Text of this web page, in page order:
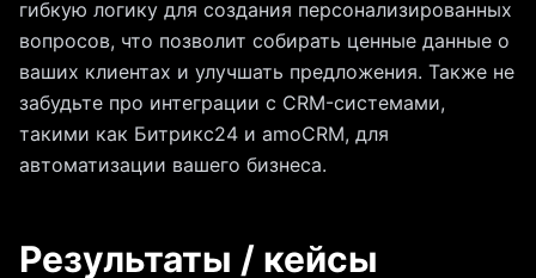
гибкую логику для создания персонализированных
вопросов, что позволит собирать ценные данные о
ваших клиентах и улучшать предложения. Также не
забудьте про интеграции с CRM-системами,
такими как Битрикс24 и amoCRM, для
автоматизации вашего бизнеса.
Результаты / кейсы